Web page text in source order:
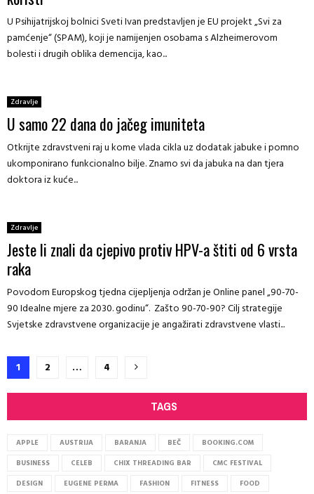
U Psihijatrijskoj bolnici Sveti Ivan predstavljen je EU projekt „Svi za
pamćenje“ (SPAM), koji je namijenjen osobama s Alzheimerovom
bolesti i drugih oblika demencija, kao...
Zdravlje
U samo 22 dana do jačeg imuniteta
Otkrijte zdravstveni raj u kome vlada cikla uz dodatak jabuke i pomno
ukomponirano funkcionalno bilje. Znamo svi da jabuka na dan tjera
doktora iz kuće...
Zdravlje
Jeste li znali da cjepivo protiv HPV-a štiti od 6 vrsta
raka
Povodom Europskog tjedna cijepljenja održan je Online panel „90-70-
90 Idealne mjere za 2030. godinu“. Zašto 90-70-90? Cilj strategije
Svjetske zdravstvene organizacije je angažirati zdravstvene vlasti...
Brojevi
stranica
objava
1 2 … 4
TAGS
APPLE AUSTRIJA BARANJA BEČ
BOOKING.COM
BUSINESS
CELEB CHIX THREADING BAR
CMC FESTIVAL
DESIGN
EUGENE PERMA FASHION FITNESS
FOOD